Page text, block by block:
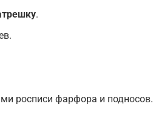
.
росписи фарфора и подносов.